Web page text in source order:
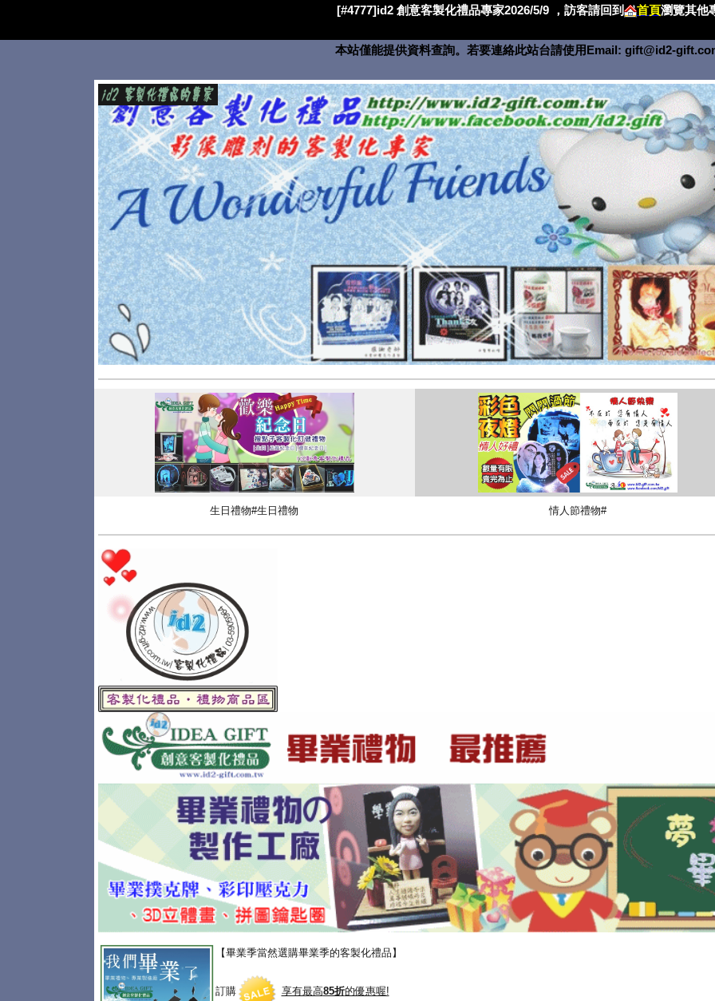
[#4777]id2 創意客製化禮品專家2026/5/9 ，訪客請回到 首頁瀏覽其他
本站僅能提供資料查詢。若要連絡此站台請使用Email: gift@id2-
生日禮物#生日禮物 情人節禮物#
【畢業季當然選購畢業季的客製化禮品】
訂購 享有最高85折的優惠喔!